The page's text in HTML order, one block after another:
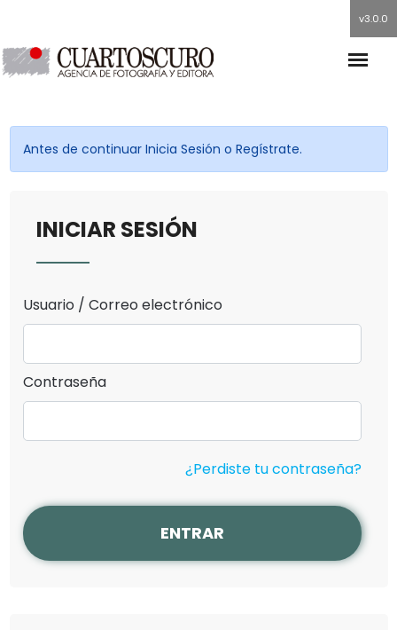
v3.0.0
Antes de continuar Inicia Sesión o Regístrate.
INICIAR SESIÓN
Usuario / Correo electrónico
Contraseña
¿Perdiste tu contraseña?
ENTRAR